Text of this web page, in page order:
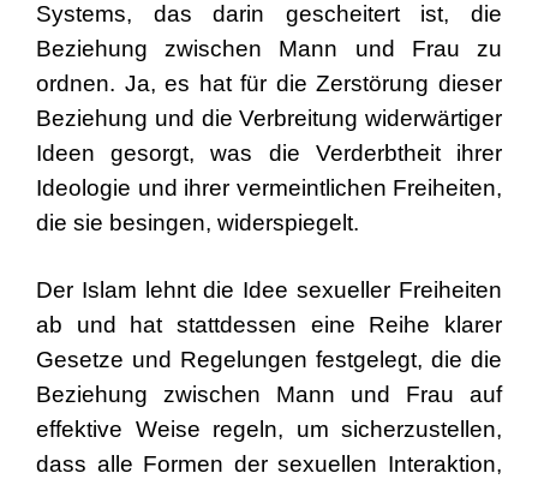
Systems, das darin gescheitert ist, die
Beziehung zwischen Mann und Frau zu
ordnen. Ja, es hat für die Zerstörung dieser
Beziehung und die Verbreitung widerwärtiger
Ideen gesorgt, was die Verderbtheit ihrer
Ideologie und ihrer vermeintlichen Freiheiten,
die sie besingen, widerspiegelt.
Der Islam lehnt die Idee sexueller Freiheiten
ab und hat stattdessen eine Reihe klarer
Gesetze und Regelungen festgelegt, die die
Beziehung zwischen Mann und Frau auf
effektive Weise regeln, um sicherzustellen,
dass alle Formen der sexuellen Interaktion,